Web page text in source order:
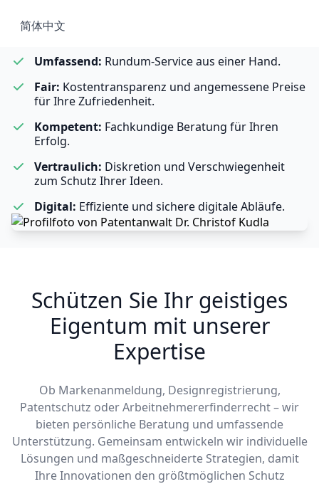
简体中文
Verlässlich:
Ihrer Schutzrechte.
Umfassend: Rundum-Service aus einer Hand.
Fair: Kostentransparenz und angemessene Preise
für Ihre Zufriedenheit.
Kompetent: Fachkundige Beratung für Ihren
Erfolg.
Vertraulich: Diskretion und Verschwiegenheit
zum Schutz Ihrer Ideen.
Digital: Effiziente und sichere digitale Abläufe.
Schützen Sie Ihr geistiges
Eigentum mit unserer
Expertise
Ob Markenanmeldung, Designregistrierung,
Patentschutz oder Arbeitnehmererfinderrecht – wir
bieten persönliche Beratung und umfassende
Unterstützung. Gemeinsam entwickeln wir individuelle
Lösungen und maßgeschneiderte Strategien, damit
Ihre Innovationen den größtmöglichen Schutz